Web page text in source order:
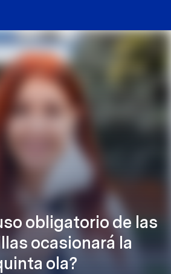
obligatorio de las
ocasionará la
ola?